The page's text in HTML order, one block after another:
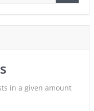
in a given amount